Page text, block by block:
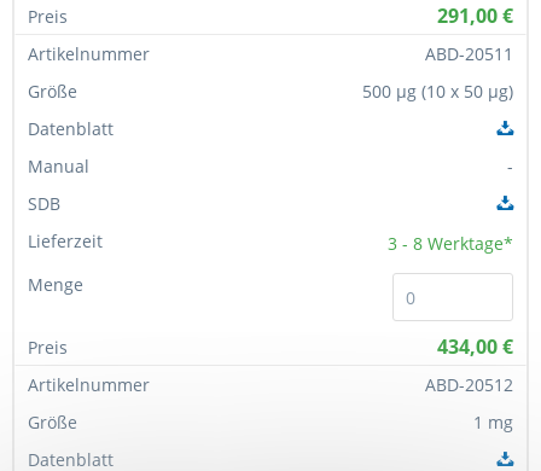
291,00 €
ABD-20511
500 µg (10 x 50 µg)
-
3 - 8 Werktage*
434,00 €
ABD-20512
1 mg